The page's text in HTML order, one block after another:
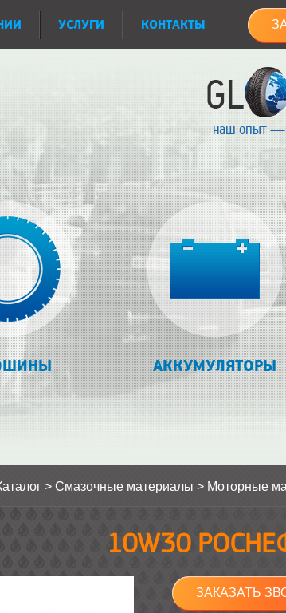
УСЛУГИ КОНТАКТЫ
наш опыт —
АККУМУЛЯТОРЫ
> Смазочные материалы > Моторные
10W30
ЗАКАЗАТЬ